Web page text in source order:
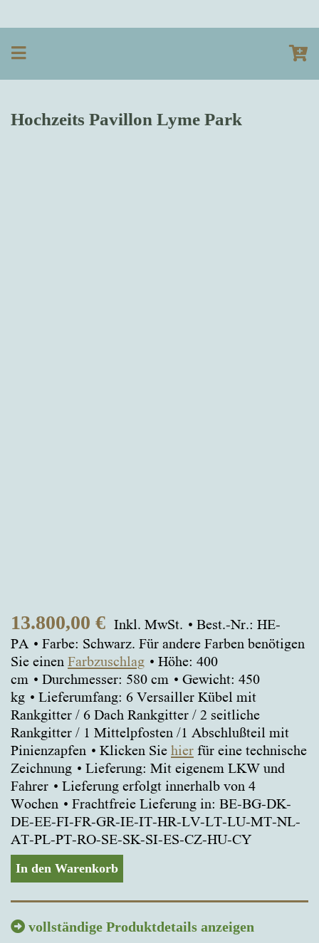
Hochzeits Pavillon Lyme Park
13.800,00 € Inkl. MwSt.
Best.-Nr.: HE-
PA
Farbe: Schwarz. Für andere Farben benötigen
Sie einen Farbzuschlag
Höhe: 400
cm
Durchmesser: 580 cm
Gewicht: 450
kg
Lieferumfang: 6 Versailler Kübel mit
Rankgitter / 6 Dach Rankgitter / 2 seitliche
Rankgitter / 1 Mittelpfosten /1 Abschlußteil mit
Pinienzapfen
Klicken Sie hier für eine technische
Zeichnung
Lieferung: Mit eigenem LKW und
Fahrer
Lieferung erfolgt innerhalb von 4
Wochen
Frachtfreie Lieferung in: BE-BG-DK-
DE-EE-FI-FR-GR-IE-IT-HR-LV-LT-LU-MT-NL-
AT-PL-PT-RO-SE-SK-SI-ES-CZ-HU-CY
In den Warenkorb
vollständige Produktdetails anzeigen